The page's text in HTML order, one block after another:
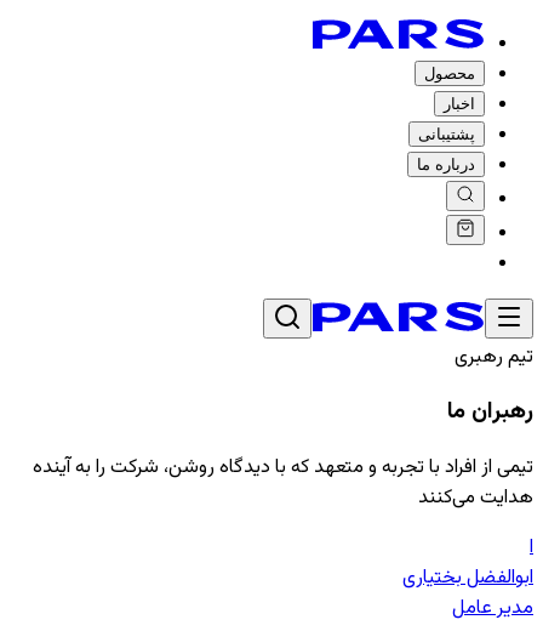
محصول
اخبار
پشتیبانی
درباره ما
تیم رهبری
رهبران ما
تیمی از افراد با تجربه و متعهد که با دیدگاه روشن، شرکت را به آینده
هدایت می‌کنند
ا
ابوالفضل بختیاری
مدیر عامل